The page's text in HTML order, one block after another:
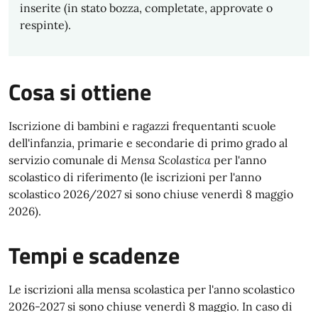
inserite (in stato bozza, completate, approvate o
respinte).
Cosa si ottiene
Iscrizione di bambini e ragazzi frequentanti scuole
dell'infanzia, primarie e secondarie di primo grado al
servizio comunale di Mensa Scolastica per l'anno
scolastico di riferimento (le iscrizioni per l'anno
scolastico 2026/2027 si sono chiuse venerdì 8 maggio
2026).
Tempi e scadenze
Le iscrizioni alla mensa scolastica per l'anno scolastico
2026-2027 si sono chiuse venerdì 8 maggio. In caso di